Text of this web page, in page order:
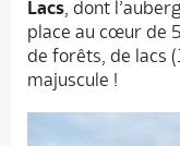
Lacs, dont
place au cœur de
de forêts, de lacs
majuscule !